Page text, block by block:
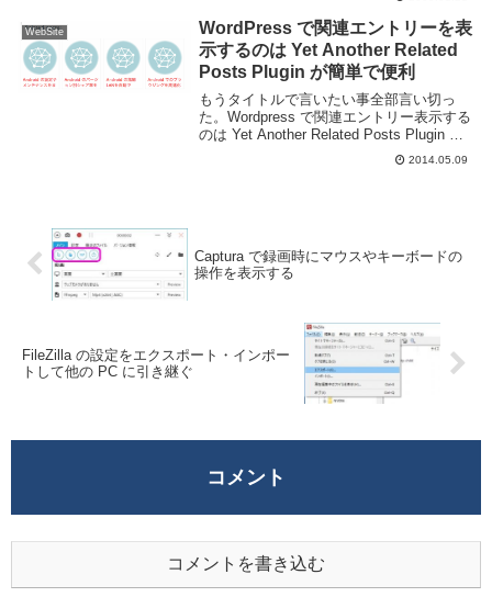
で日付のURLに変更、以下のようにし
た。/ar...
WebSite
WordPress で関連エントリーを表
示するのは Yet Another Related
Posts Plugin が簡単で便利
もうタイトルで言いたい事全部言い切っ
た。Wordpress で関連エントリー表示する
のは Yet Another Related Posts Plugin を
利用するのが簡単です。サムネも出せま
す。表示するエントリーもある程度いじれ
2014.05.09
Captura で録画時にマウスやキーボードの
操作を表示する
FileZilla の設定をエクスポート・インポー
トして他の PC に引き継ぐ
コメント
コメントを書き込む